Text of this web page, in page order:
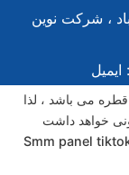
، شرکت نوین
ایمیل :
می باشد ، لذا
Smm panel